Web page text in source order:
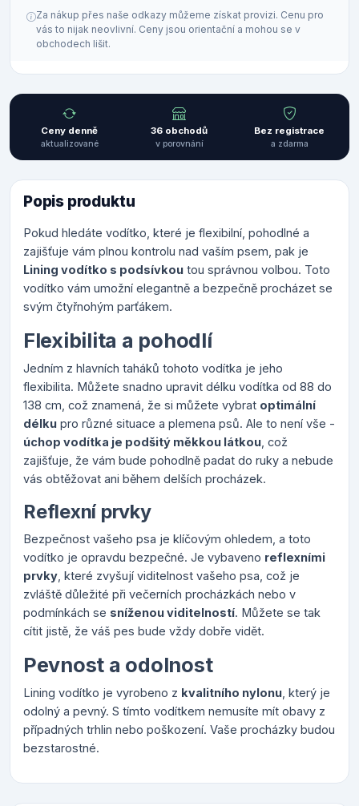
Za nákup přes naše odkazy můžeme získat provizi. Cenu pro
vás to nijak neovlivní. Ceny jsou orientační a mohou se v
obchodech lišit.
Ceny denně
aktualizované
36 obchodů
v porovnání
Bez registrace
a zdarma
Popis produktu
Pokud hledáte vodítko, které je flexibilní, pohodlné a
zajišťuje vám plnou kontrolu nad vaším psem, pak je
Lining vodítko s podsívkou tou správnou volbou. Toto
vodítko vám umožní elegantně a bezpečně procházet se
svým čtyřnohým parťákem.
Flexibilita a pohodlí
Jedním z hlavních taháků tohoto vodítka je jeho
flexibilita. Můžete snadno upravit délku vodítka od 88 do
138 cm, což znamená, že si můžete vybrat optimální
délku pro různé situace a plemena psů. Ale to není vše -
úchop vodítka je podšitý měkkou látkou , což
zajišťuje, že vám bude pohodlně padat do ruky a nebude
vás obtěžovat ani během delších procházek.
Reflexní prvky
Bezpečnost vašeho psa je klíčovým ohledem, a toto
vodítko je opravdu bezpečné. Je vybaveno reflexními
prvky , které zvyšují viditelnost vašeho psa, což je
zvláště důležité při večerních procházkách nebo v
podmínkách se sníženou viditelností. Můžete se tak
cítit jistě, že váš pes bude vždy dobře vidět.
Pevnost a odolnost
Lining vodítko je vyrobeno z kvalitního nylonu , který je
odolný a pevný. S tímto vodítkem nemusíte mít obavy z
případných trhlin nebo poškození. Vaše procházky budou
bezstarostné.